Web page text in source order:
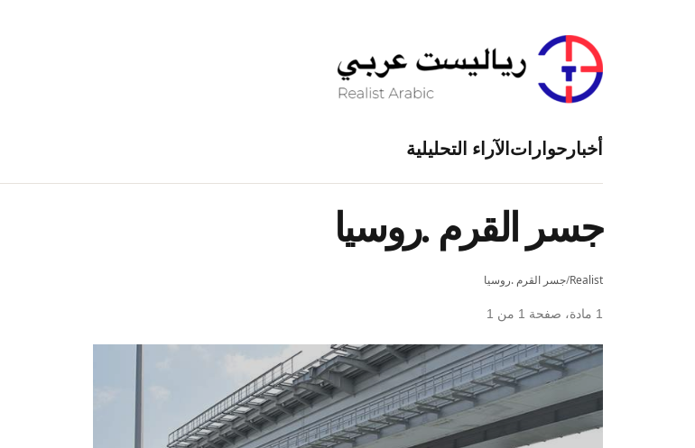
أخبارحواراتالآراء التحليلية
جسر القرم .روسيا
Realist
/جسر القرم .روسيا
1 مادة، صفحة 1 من 1